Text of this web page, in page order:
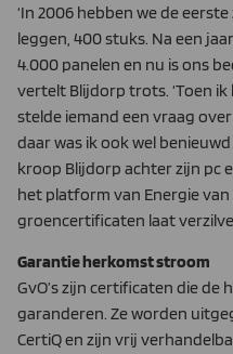
‘In 2006 hebben we de
leggen, 400 stuks. Na een
4.000 panelen en nu is ons
vertelt Blijdorp trots. ‘Toen
stelde iemand een vraag over
daar was ik ook wel
kroop Blijdorp achter zijn pc
het platform van Energie
groencertificaten laat
Garantie herkomst stroom
GvO’s zijn certificaten die
garanderen. Ze worden
CertiQ en zijn vrij